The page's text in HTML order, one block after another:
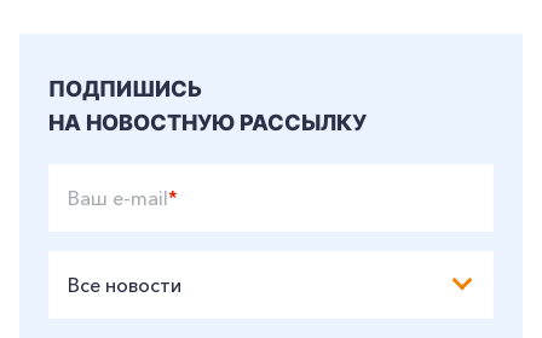
ПОДПИШИСЬ
НА НОВОСТНУЮ РАССЫЛКУ
Ваш e-mail*
Все новости